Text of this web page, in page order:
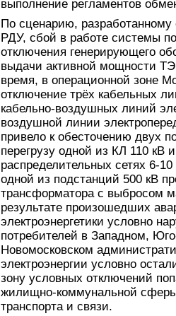
выполнение регламентов
По сценарию, разработанному
РДУ, сбой в работе системы
отключения генерирующего
выдачи активной мощности
время, в операционной зоне
отключение трёх кабельных
кабельно-воздушных линий
воздушной линии
привело к обесточению двух
перегрузу одной из КЛ 110
распределительных сетях 6-
одной из подстанций 500 кВ
трансформатора с выбросом
результате произошедших
электроэнергетики условно
потребителей в Западном,
Новомосковском
электроэнергии условно
зону условных отключений
жилищно-коммунальной
транспорта и связи.